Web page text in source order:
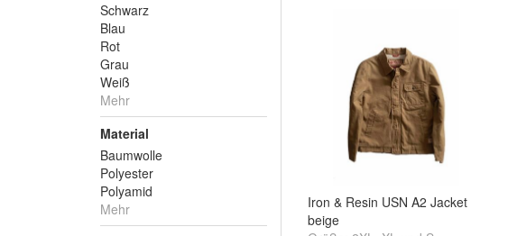
Schwarz
Blau
Rot
Grau
Weiß
Mehr
Material
Baumwolle
Polyester
Polyamid
Mehr
Iron & Resin USN A2 Jacket
beige